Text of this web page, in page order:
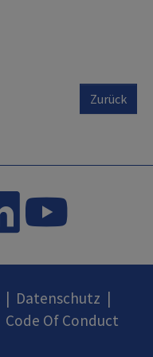
Zurück
Datenschutz
Code Of Conduct